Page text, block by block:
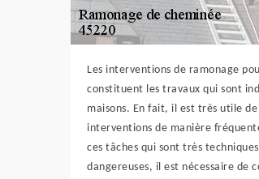
Les interventions de ramonage
constituent les travaux qui sont
maisons. En fait, il est très utile
interventions de manière
ces tâches qui sont très
dangereuses, il est nécessaire de